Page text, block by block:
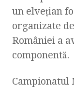
un elveţian
organizate
României a
componentă.
Campionatul